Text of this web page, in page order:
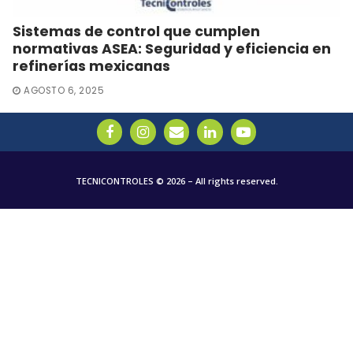
Sistemas de control que cumplen
normativas ASEA: Seguridad y eficiencia en
refinerías mexicanas
AGOSTO 6, 2025
TECNICONTROLES © 2026 – All rights reserved.